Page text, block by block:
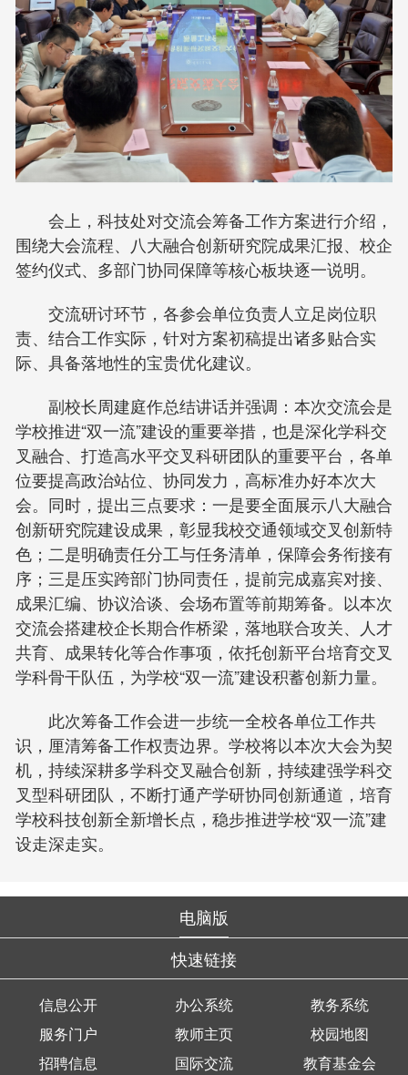
会上，科技处对交流会筹备工作方案进行介绍，
围绕大会流程、八大融合创新研究院成果汇报、校企
签约仪式、多部门协同保障等核心板块逐一说明。
交流研讨环节，各参会单位负责人立足岗位职
责、结合工作实际，针对方案初稿提出诸多贴合实
际、具备落地性的宝贵优化建议。
副校长周建庭作总结讲话并强调：本次交流会是
学校推进“双一流”建设的重要举措，也是深化学科交
叉融合、打造高水平交叉科研团队的重要平台，各单
位要提高政治站位、协同发力，高标准办好本次大
会。同时，提出三点要求：一是要全面展示八大融合
创新研究院建设成果，彰显我校交通领域交叉创新特
色；二是明确责任分工与任务清单，保障会务衔接有
序；三是压实跨部门协同责任，提前完成嘉宾对接、
成果汇编、协议洽谈、会场布置等前期筹备。以本次
交流会搭建校企长期合作桥梁，落地联合攻关、人才
共育、成果转化等合作事项，依托创新平台培育交叉
学科骨干队伍，为学校“双一流”建设积蓄创新力量。
此次筹备工作会进一步统一全校各单位工作共
识，厘清筹备工作权责边界。学校将以本次大会为契
机，持续深耕多学科交叉融合创新，持续建强学科交
叉型科研团队，不断打通产学研协同创新通道，培育
学校科技创新全新增长点，稳步推进学校“双一流”建
设走深走实。
电脑版
快速链接
信息公开 办公系统
教务系统
服务门户
教师主页
校园地图
招聘信息
国际交流 教育基金会